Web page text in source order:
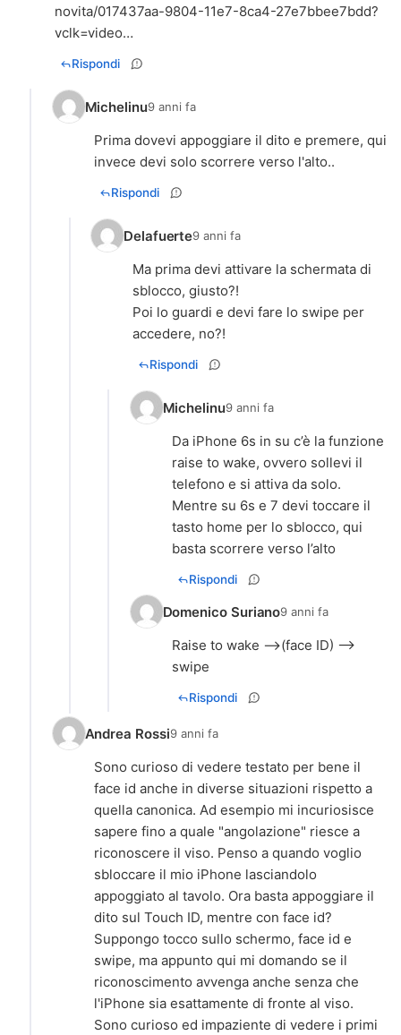
novita/017437aa-9804-11e7-8ca4-27e7bbee7bdd?
vclk=video…
Rispondi
Michelinu9 anni fa
Prima dovevi appoggiare il dito e premere, qui
invece devi solo scorrere verso l'alto..
Rispondi
Delafuerte9 anni fa
Ma prima devi attivare la schermata di
sblocco, giusto?!
Poi lo guardi e devi fare lo swipe per
accedere, no?!
Rispondi
Michelinu9 anni fa
Da iPhone 6s in su c’è la funzione
raise to wake, ovvero sollevi il
telefono e si attiva da solo.
Mentre su 6s e 7 devi toccare il
tasto home per lo sblocco, qui
basta scorrere verso l’alto
Rispondi
Domenico Suriano9 anni fa
Raise to wake -->(face ID) -->
swipe
Rispondi
Andrea Rossi9 anni fa
Sono curioso di vedere testato per bene il
face id anche in diverse situazioni rispetto a
quella canonica. Ad esempio mi incuriosisce
sapere fino a quale "angolazione" riesce a
riconoscere il viso. Penso a quando voglio
sbloccare il mio iPhone lasciandolo
appoggiato al tavolo. Ora basta appoggiare il
dito sul Touch ID, mentre con face id?
Suppongo tocco sullo schermo, face id e
swipe, ma appunto qui mi domando se il
riconoscimento avvenga anche senza che
l'iPhone sia esattamente di fronte al viso.
Sono curioso ed impaziente di vedere i primi